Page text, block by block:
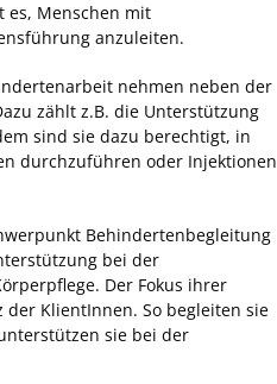
es, Menschen mit
anzuleiten.
nehmen neben der
zählt z.B. die Unterstützung
sind sie dazu berechtigt, in
durchzuführen oder Injektionen
Behindertenbegleitung
bei der
Der Fokus ihrer
KlientInnen. So begleiten sie
sie bei der